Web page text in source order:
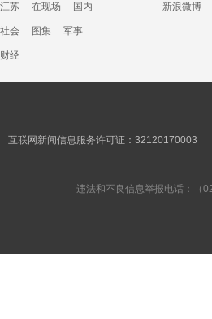
江苏 在现场 国内
社会 图集 军事
财经
新浪微博
互联网新闻信息服务许可证：32120170003
违法和不良信息举报电话：（